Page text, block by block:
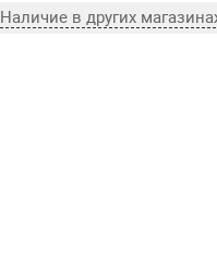
Наличие в других